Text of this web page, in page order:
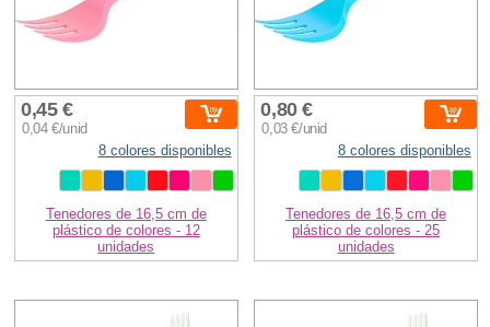
0,45 €
0,04 €/unid
8 colores disponibles
Tenedores de 16,5 cm de
plástico de colores - 12
unidades
0,80 €
0,03 €/unid
8 colores disponibles
Tenedores de 16,5 cm de
plástico de colores - 25
unidades